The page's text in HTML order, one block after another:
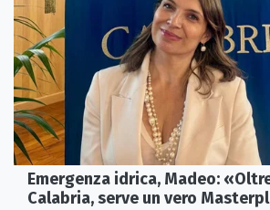
Emergenza idrica, Madeo:
Calabria, serve un vero